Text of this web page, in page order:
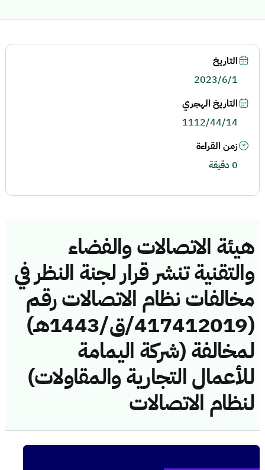
هيئة الاتصالات والفضاء
والتقنية تنشر قرار لجنة النظر في
مخالفات نظام الاتصالات رقم
(417412019/ق/1443هـ)
لمخالفة (شركة اليمامة
للأعمال التجارية والمقاولات)
لنظام الاتصالات
التاريخ
2023/6/1
التاريخ الهجري
1112/44/14
زمن القراءة
0 دقيقة